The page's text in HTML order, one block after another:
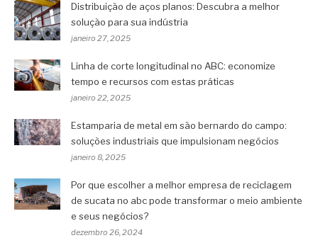
Distribuição de aços planos: Descubra a melhor
solução para sua indústria
janeiro 27, 2025
Linha de corte longitudinal no ABC: economize
tempo e recursos com estas práticas
janeiro 22, 2025
Estamparia de metal em são bernardo do campo:
soluções industriais que impulsionam negócios
janeiro 8, 2025
Por que escolher a melhor empresa de reciclagem
de sucata no abc pode transformar o meio ambiente
e seus negócios?
dezembro 26, 2024